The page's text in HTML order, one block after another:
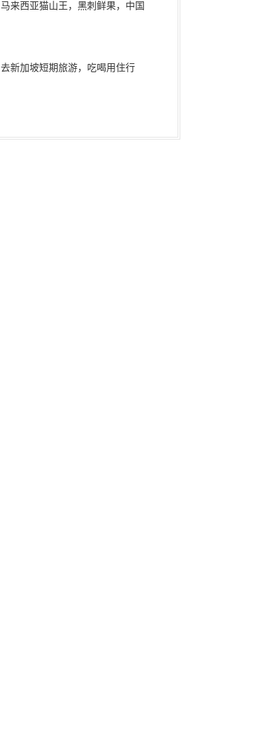
马来西亚猫山王，黑刺鲜果，中国
去新加坡短期旅游，吃喝用住行